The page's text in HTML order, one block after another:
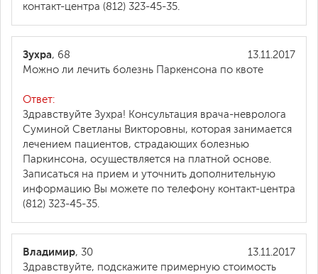
контакт-центра (812) 323-45-35.
13.11.2017
Зухра, 68
Можно ли лечить болезнь Паркенсона по квоте
Ответ:
Здравствуйте Зухра! Консультация врача-невролога
Суминой Светланы Викторовны, которая занимается
лечением пациентов, страдающих болезнью
Паркинсона, осуществляется на платной основе.
Записаться на прием и уточнить дополнительную
информацию Вы можете по телефону контакт-центра
(812) 323-45-35.
13.11.2017
Владимир, 30
Здравствуйте, подскажите примерную стоимость